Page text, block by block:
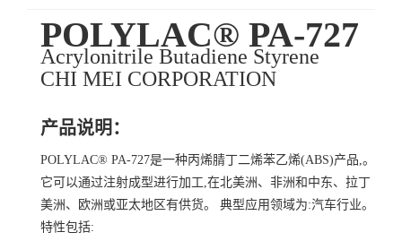
POLYLAC® PA-727
Acrylonitrile Butadiene Styrene
CHI MEI CORPORATION
产品说明：
POLYLAC® PA-727是一种丙烯腈丁二烯苯乙烯(ABS)产品,。
它可以通过注射成型进行加工,在北美洲、非洲和中东、拉丁
美洲、欧洲或亚太地区有供货。 典型应用领域为:汽车行业。
特性包括: